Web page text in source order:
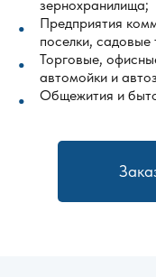
зернохранилища;
Предприятия
поселки,
Торговые,
автомойки и
Общежития и